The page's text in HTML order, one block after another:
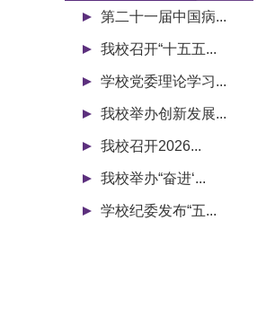
第二十一届中国病...
我校召开“十五五...
学校党委理论学习...
我校举办创新发展...
我校召开2026...
我校举办“奋进‘...
学校纪委发布“五...